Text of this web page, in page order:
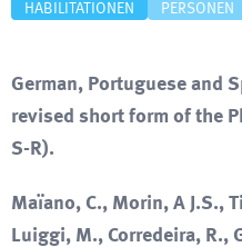
HABILITATIONEN
PERSONEN
German, Portuguese and
revised short form of the
S-R).
Maïano, C., Morin, A J.S.,
Luiggi, M., Corredeira, R.,